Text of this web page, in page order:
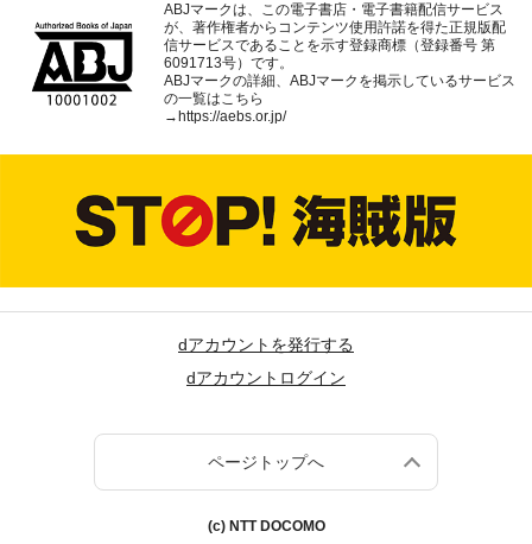
ABJマークは、この電子書店・電子書籍配信サービス
が、著作権者からコンテンツ使用許諾を得た正規版配
信サービスであることを示す登録商標（登録番号 第
6091713号）です。
ABJマークの詳細、ABJマークを掲示しているサービス
の一覧はこちら
→ https://aebs.or.jp/
dアカウントを発行する
dアカウントログイン
ページトップへ
(c) NTT DOCOMO